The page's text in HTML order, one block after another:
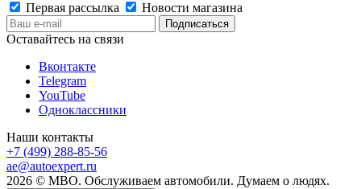
Первая рассылка
Новости магазина
Оставайтесь на связи
Вконтакте
Telegram
YouTube
Одноклассники
Наши контакты
+7 (499) 288-85-56
ae@autoexpert.ru
2026 © МВО. Обслуживаем автомобили. Думаем о людях.